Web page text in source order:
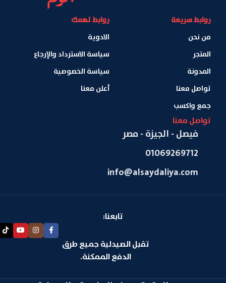
روابط سريعة
من نحن
المتجر
المدونة
تواصل معنا
جمع واكسب
روابط تهمك
الادوية
سياسة الاسترداد والإرجاع
سياسة الخصوصية
أعلن معنا
تواصل معنا
فيصل - الجيزة - مصر
01069269712
info@alsaydaliya.com
تابعنا:
تقبل الصيدلية جميع طرق
الدفع الممكنة.